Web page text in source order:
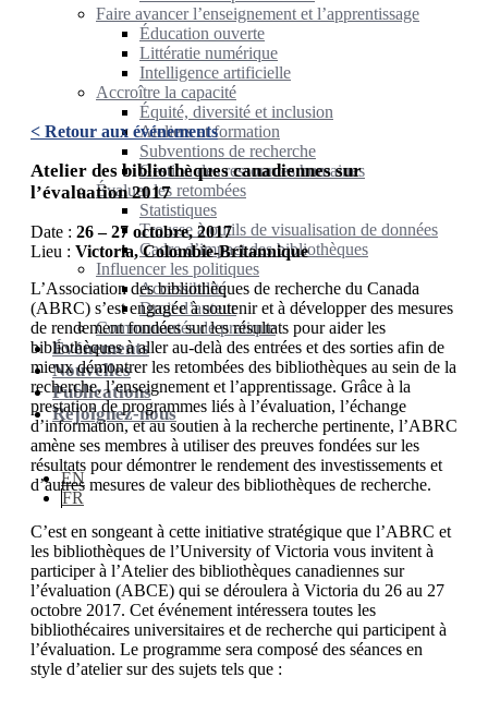
Faire avancer l’enseignement et l’apprentissage
Éducation ouverte
Littératie numérique
Intelligence artificielle
Accroître la capacité
Équité, diversité et inclusion
Ateliers et formation
Subventions de recherche
Gestion des ressources humaines
Évaluer les retombées
Statistiques
Trousse à outils de visualisation de données
Cadre d’impact des bibliothèques
Influencer les politiques
Accessibilité
Droit d’auteur
Communautés de pratique
Événements
Nouvelles
Publications
Rejoignez-nous
EN
FR
< Retour aux événements
Atelier des bibliothèques canadiennes sur
l’évaluation 2017
Date : 26 – 27 octobre, 2017
Lieu : Victoria, Colombie-Britannique
L’Association des bibliothèques de recherche du Canada
(ABRC) s’est engagée à soutenir et à développer des mesures
de rendement fondées sur les résultats pour aider les
bibliothèques à aller au-delà des entrées et des sorties afin de
mieux démontrer les retombées des bibliothèques au sein de la
recherche, l’enseignement et l’apprentissage. Grâce à la
prestation de programmes liés à l’évaluation, l’échange
d’information, et au soutien à la recherche pertinente, l’ABRC
amène ses membres à utiliser des preuves fondées sur les
résultats pour démontrer le rendement des investissements et
d’autres mesures de valeur des bibliothèques de recherche.
C’est en songeant à cette initiative stratégique que l’ABRC et
les bibliothèques de l’University of Victoria vous invitent à
participer à l’Atelier des bibliothèques canadiennes sur
l’évaluation (ABCE) qui se déroulera à Victoria du 26 au 27
octobre 2017. Cet événement intéressera toutes les
bibliothécaires universitaires et de recherche qui participent à
l’évaluation. Le programme sera composé des séances en
style d’atelier sur des sujets tels que :